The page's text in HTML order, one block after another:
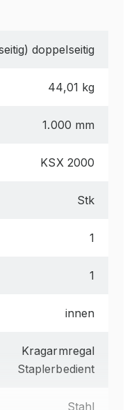
doppelseitig
44,01 kg
1.000 mm
KSX 2000
Stk
1
1
innen
Kragarmregal
Staplerbedient
Stahl